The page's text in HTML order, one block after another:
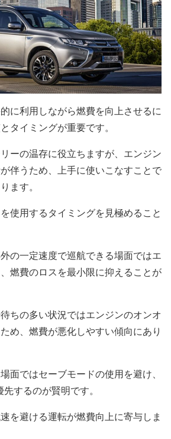
に利用しながら燃費を向上させるに
タイミングが重要です。
ーの温存に役立ちますが、エンジン
伴うため、上手に使いこなすことで
ます。
使用するタイミングを見極めること
の一定速度で巡航できる場面ではエ
燃費のロスを最小限に抑えることが
ちの多い状況ではエンジンのオンオ
め、燃費が悪化しやすい傾向にあり
面ではセーブモードの使用を避け、
するのが賢明です。
を避ける運転が燃費向上に寄与しま